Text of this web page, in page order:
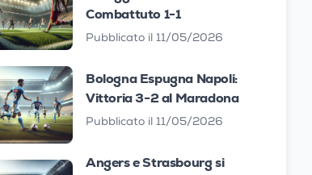
Combattuto 1-1
Pubblicato il 11/05/2026
Bologna Espugna Napoli:
Vittoria 3-2 al Maradona
Pubblicato il 11/05/2026
Angers e Strasbourg si